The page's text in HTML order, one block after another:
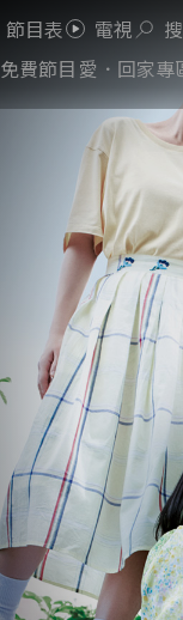
節目表 電視
免費節目 愛．回家專